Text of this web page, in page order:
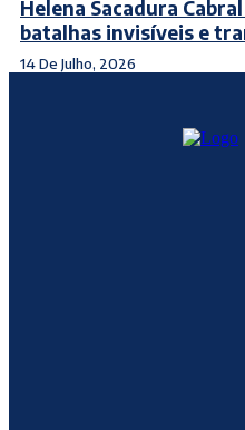
Helena Sacadura
batalhas invisíveis e
14 De Julho, 2026